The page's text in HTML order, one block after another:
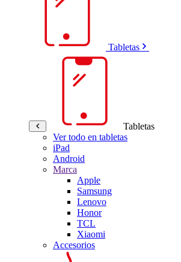
Tabletas
Tabletas
Ver todo en tabletas
iPad
Android
Marca
Apple
Samsung
Lenovo
Honor
TCL
Xiaomi
Accesorios